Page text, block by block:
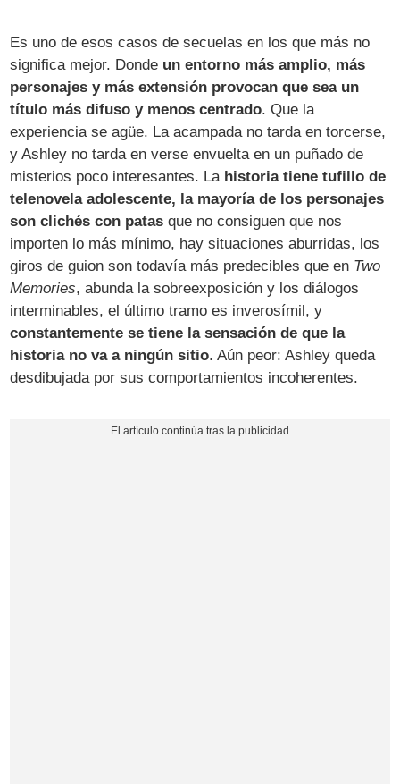
Es uno de esos casos de secuelas en los que más no
significa mejor. Donde un entorno más amplio, más
personajes y más extensión provocan que sea un
título más difuso y menos centrado. Que la
experiencia se agüe. La acampada no tarda en torcerse,
y Ashley no tarda en verse envuelta en un puñado de
misterios poco interesantes. La historia tiene tufillo de
telenovela adolescente, la mayoría de los personajes
son clichés con patas que no consiguen que nos
importen lo más mínimo, hay situaciones aburridas, los
giros de guion son todavía más predecibles que en Two
Memories, abunda la sobreexposición y los diálogos
interminables, el último tramo es inverosímil, y
constantemente se tiene la sensación de que la
historia no va a ningún sitio. Aún peor: Ashley queda
desdibujada por sus comportamientos incoherentes.